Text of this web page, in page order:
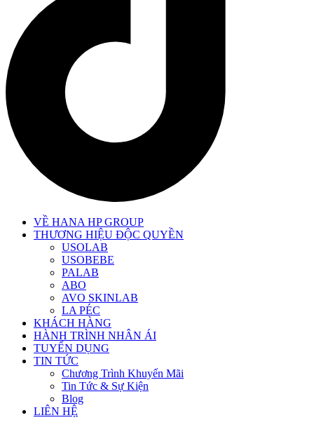
VỀ HANA HP GROUP
THƯƠNG HIỆU ĐỘC QUYỀN
USOLAB
USOBEBE
PALAB
ABO
AVO SKINLAB
LA PÉC
KHÁCH HÀNG
HÀNH TRÌNH NHÂN ÁI
TUYỂN DỤNG
TIN TỨC
Chương Trình Khuyến Mãi
Tin Tức & Sự Kiện
Blog
LIÊN HỆ